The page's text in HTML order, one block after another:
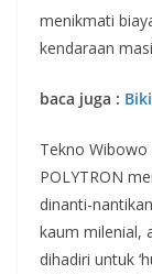
menikmati
kendaraan
baca juga :
Tekno
POLYTRON
dinanti-
kaum milenial,
dihadiri untuk